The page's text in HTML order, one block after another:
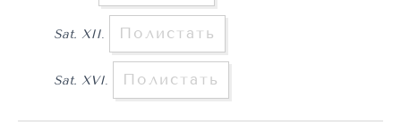
Sat. XII. Полистать
Sat. XVI. Полистать